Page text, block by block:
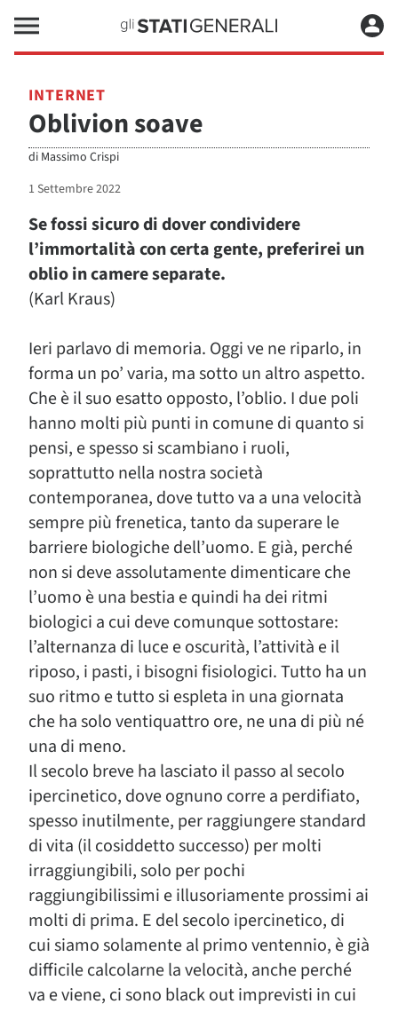
INTERNET
Oblivion soave
di Massimo Crispi
1 Settembre 2022
Se fossi sicuro di dover condividere
l’immortalità con certa gente, preferirei un
oblio in camere separate.
(Karl Kraus)
Ieri parlavo di memoria. Oggi ve ne riparlo, in
forma un po’ varia, ma sotto un altro aspetto.
Che è il suo esatto opposto, l’oblio. I due poli
hanno molti più punti in comune di quanto si
pensi, e spesso si scambiano i ruoli,
soprattutto nella nostra società
contemporanea, dove tutto va a una velocità
sempre più frenetica, tanto da superare le
barriere biologiche dell’uomo. E già, perché
non si deve assolutamente dimenticare che
l’uomo è una bestia e quindi ha dei ritmi
biologici a cui deve comunque sottostare:
l’alternanza di luce e oscurità, l’attività e il
riposo, i pasti, i bisogni fisiologici. Tutto ha un
suo ritmo e tutto si espleta in una giornata
che ha solo ventiquattro ore, ne una di più né
una di meno.
Il secolo breve ha lasciato il passo al secolo
ipercinetico, dove ognuno corre a perdifiato,
spesso inutilmente, per raggiungere standard
di vita (il cosiddetto successo) per molti
irraggiungibili, solo per pochi
raggiungibilissimi e illusoriamente prossimi ai
molti di prima. E del secolo ipercinetico, di
cui siamo solamente al primo ventennio, è già
difficile calcolarne la velocità, anche perché
va e viene, ci sono black out imprevisti in cui